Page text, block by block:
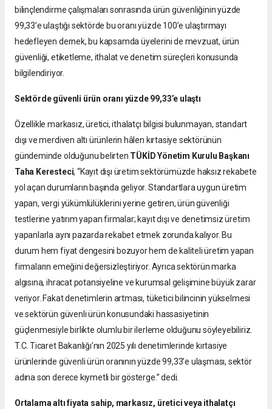
bilinçlendirme çalışmaları sonrasında ürün güvenliğinin yüzde
99,33’e ulaştığı sektörde bu oranı yüzde 100’e ulaştırmayı
hedefleyen dernek, bu kapsamda üyelerini de mevzuat, ürün
güvenliği, etiketleme, ithalat ve denetim süreçleri konusunda
bilgilendiriyor.
Sektörde güvenli ürün oranı yüzde 99,33’e ulaştı
Özellikle markasız, üretici, ithalatçı bilgisi bulunmayan, standart
dışı ve merdiven altı ürünlerin hâlen kırtasiye sektörünün
gündeminde olduğunu belirten TÜKİD Yönetim Kurulu Başkanı
Taha Keresteci, “Kayıt dışı üretim sektörümüzde haksız rekabete
yol açan durumların başında geliyor. Standartlara uygun üretim
yapan, vergi yükümlülüklerini yerine getiren, ürün güvenliği
testlerine yatırım yapan firmalar; kayıt dışı ve denetimsiz üretim
yapanlarla aynı pazarda rekabet etmek zorunda kalıyor. Bu
durum hem fiyat dengesini bozuyor hem de kaliteli üretim yapan
firmaların emeğini değersizleştiriyor. Ayrıca sektörün marka
algısına, ihracat potansiyeline ve kurumsal gelişimine büyük zarar
veriyor. Fakat denetimlerin artması, tüketici bilincinin yükselmesi
ve sektörün güvenli ürün konusundaki hassasiyetinin
güçlenmesiyle birlikte olumlu bir ilerleme olduğunu söyleyebiliriz.
T.C. Ticaret Bakanlığı’nın 2025 yılı denetimlerinde kırtasiye
ürünlerinde güvenli ürün oranının yüzde 99,33’e ulaşması, sektör
adına son derece kıymetli bir gösterge.” dedi.
Ortalama altı fiyata sahip, markasız, üretici veya ithalatçı